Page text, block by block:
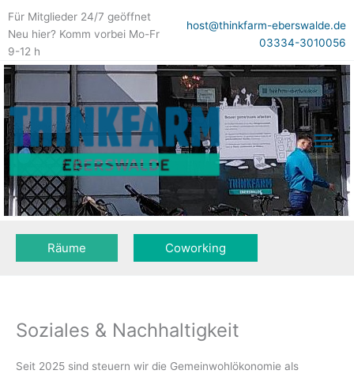
Für Mitglieder 24/7 geöffnet
Neu hier? Komm vorbei Mo-Fr
9-12 h
host@thinkfarm-eberswalde.de
03334-3010056
Räume Coworking
Soziales & Nachhaltigkeit
Seit 2025 sind steuern wir die Gemeinwohlökonomie als